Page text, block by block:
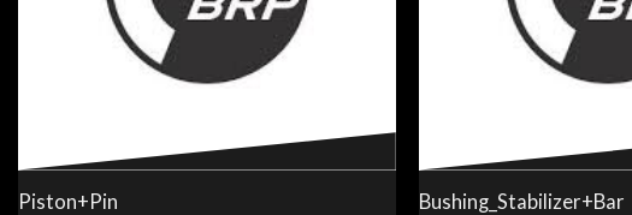
Piston+Pin Bushing_Stabilizer+Bar